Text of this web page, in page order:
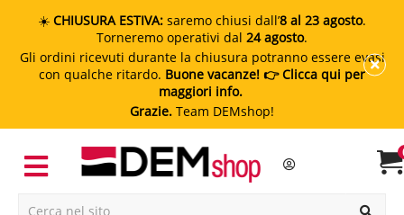
☀️ CHIUSURA ESTIVA: saremo chiusi dall’8 al 23 agosto.
Torneremo operativi dal 24 agosto.
Gli ordini ricevuti durante la chiusura potranno essere evasi
con qualche ritardo. Buone vacanze! 👉 Clicca qui per
maggiori info.
Grazie. Team DEMshop!